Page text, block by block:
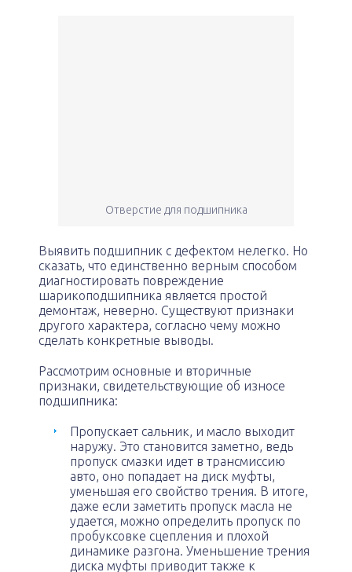
Отверстие для подшипника
Выявить подшипник с дефектом нелегко. Но
сказать, что единственно верным способом
диагностировать повреждение
шарикоподшипника является простой
демонтаж, неверно. Существуют признаки
другого характера, согласно чему можно
сделать конкретные выводы.
Рассмотрим основные и вторичные
признаки, свидетельствующие об износе
подшипника:
Пропускает сальник, и масло выходит
наружу. Это становится заметно, ведь
пропуск смазки идет в трансмиссию
авто, оно попадает на диск муфты,
уменьшая его свойство трения. В итоге,
даже если заметить пропуск масла не
удается, можно определить пропуск по
пробуксовке сцепления и плохой
динамике разгона. Уменьшение трения
диска муфты приводит также к